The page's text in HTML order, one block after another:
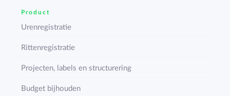
Product
Urenregistratie
Rittenregistratie
Projecten, labels en structurering
Budget bijhouden